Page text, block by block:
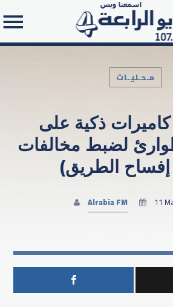
Search in the
مـحـليـات
ذكية على
لضبط مخالفات
الطريق)
Alrabia FM 11